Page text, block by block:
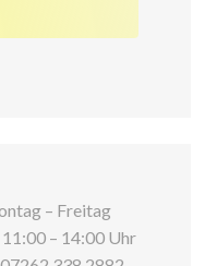
– Freitag
– 14:00 Uhr